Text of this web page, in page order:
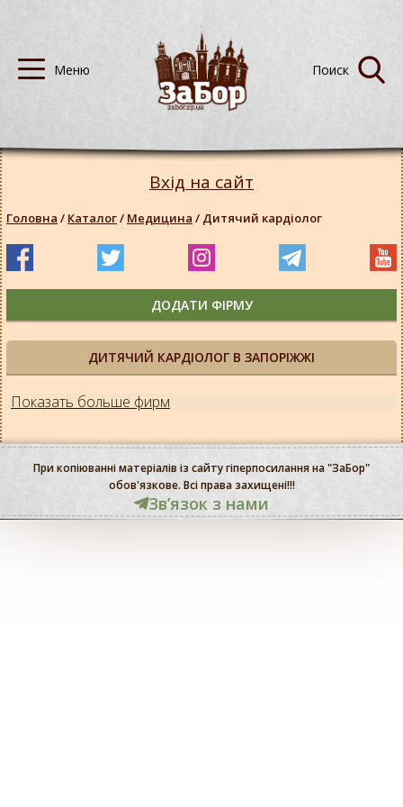
ДИТЯЧИЙ КАРДІОЛОГ В ЗАПОРІЖЖІ
Показать больше фирм
Вхід на сайт
Головна / Каталог/ Медицина / Дитячий кардіолог
ДОДАТИ ФІРМУ
При копіюванні матеріалів із сайту гіперпосилання на "ЗаБор"
обов'язкове. Всі права захищені!!!
Звʼязок з нами